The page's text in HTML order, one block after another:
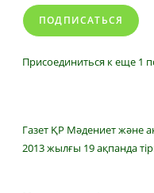
ПОДПИСАТЬСЯ
Присоединиться к еще 1
Газет ҚР Мәдениет және
2013 жылғы 19 ақпанда